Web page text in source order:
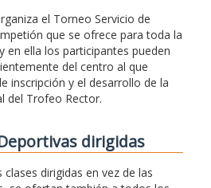
el Torneo Servicio de
que se ofrece para toda la
en ella los participantes pueden
del centro al que
inscripción y el desarrollo de la
del Trofeo Rector.
dirigidas
dirigidas en vez de las